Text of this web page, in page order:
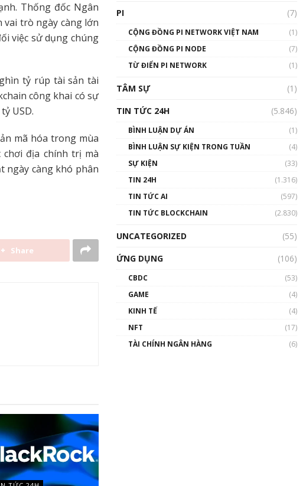
Thống đốc Ngân
trò ngày càng lớn
việc sử dụng chúng
tỷ rúp tài sản tài
công khai có sự
USD.
mã hóa trong mùa
địa chính trị mà
ngày càng khó phân
Share
01:32:59
Talkshow17: Mùa đông
Crypto – Chiếc khăn gió ấm
01:49:30
Talkshow 14: MemeCoin –
PI (7)
CỘNG ĐỒNG PI NETWORK VIỆT NAM
(1)
CỘNG ĐỒNG PI NODE
(7)
TỪ ĐIỂN PI NETWORK
(1)
TÂM SỰ
(1)
TIN TỨC 24H
(5.846)
BÌNH LUẬN DỰ ÁN
(1)
BÌNH LUẬN SỰ KIỆN TRONG TUẦN
(4)
SỰ KIỆN
(33)
TIN 24H
(1.316)
TIN TỨC AI
(597)
TIN TỨC BLOCKCHAIN
(2.830)
UNCATEGORIZED
(55)
ỨNG DỤNG
(106)
CBDC
(53)
GAME
(4)
KINH TẾ
(4)
NFT
(17)
TÀI CHÍNH NGÂN HÀNG
(6)